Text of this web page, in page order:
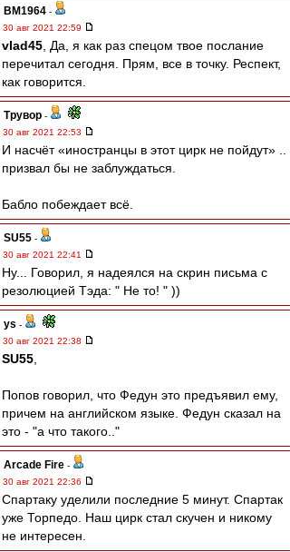
BM1964 -
30 авг 2021 22:59
vlad45 , Да, я как раз спецом твое послание
перечитал сегодня. Прям, все в точку. Респект,
как говорится.
Трувор -
30 авг 2021 22:53
И насчёт «иностранцы в этот цирк не пойдут» ..
призвал бы не заблуждаться.
Бабло побеждает всё.
SU55 -
30 авг 2021 22:41
Ну... Говорил, я надеялся на скрин письма с
резолюцией Тэда: " Не то! " ))
ys -
30 авг 2021 22:38
SU55
Попов говорил, что Федун это предъявил ему,
причем на английском языке. Федун сказал на
это - "а что такого.."
Arcade Fire -
30 авг 2021 22:36
Спартаку уделили последние 5 минут. Спартак
уже Торпедо. Наш цирк стал скучен и никому
не интересен.